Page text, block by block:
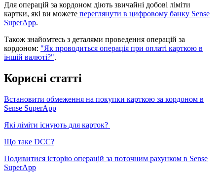
Для операцій за кордоном діють звичайні добові ліміти
картки, які ви можете переглянути в цифровому банку Sense
SuperApp.
Також знайомтесь з деталями проведення операцій за
кордоном: "Як проводиться операція при оплаті карткою в
іншій валюті?".
Корисні статті
Встановити обмеження на покупки карткою за кордоном в
Sense SuperApp
Які ліміти існують для карток?
Що таке DCC?
Подивитися історію операцій за поточним рахунком в Sense
SuperApp